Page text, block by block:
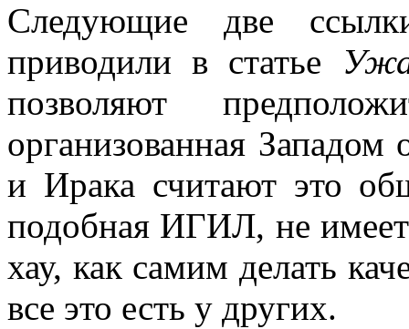
Следующие две
приводили в статье
позволяют
организованная Западом
и Ирака считают это
подобная ИГИЛ, не
хау, как самим делать
все это есть у других.